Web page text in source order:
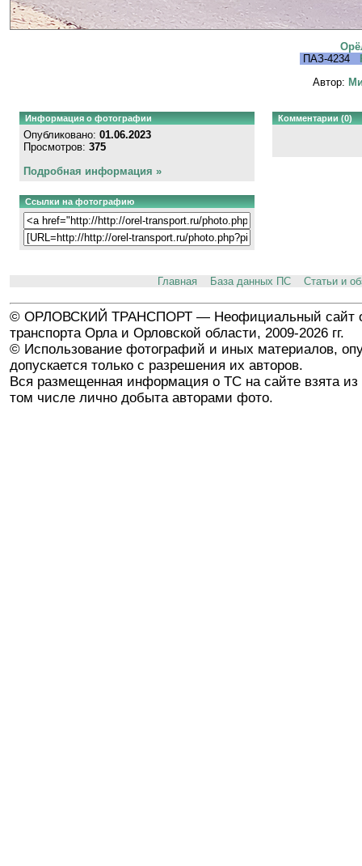
ПАЗ-4234
Автор:
Информация о фотографии
Опубликовано: 01.06.2023
Просмотров: 375
Подробная информация »
Ссылки на фотографию
Комментарии (0)
Главная База данных ПС Статьи и
© ОРЛОВСКИЙ ТРАНСПОРТ — Неофициальный сайт
транспорта Орла и Орловской области, 2009-2026 гг.
© Использование фотографий и иных материалов,
допускается только с разрешения их авторов.
Вся размещенная информация о ТС на сайте взята из
том числе лично добыта авторами фото.